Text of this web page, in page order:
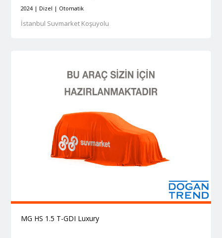
2024 | Dizel | Otomatik
İstanbul Suvmarket Koşuyolu
MG HS 1.5 T-GDI Luxury